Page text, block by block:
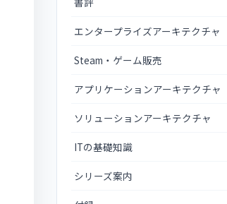
エンタープライズアーキテクチャ
Steam・ゲーム販売
アプリケーションアーキテクチャ
ソリューションアーキテクチャ
ITの基礎知識
シリーズ案内